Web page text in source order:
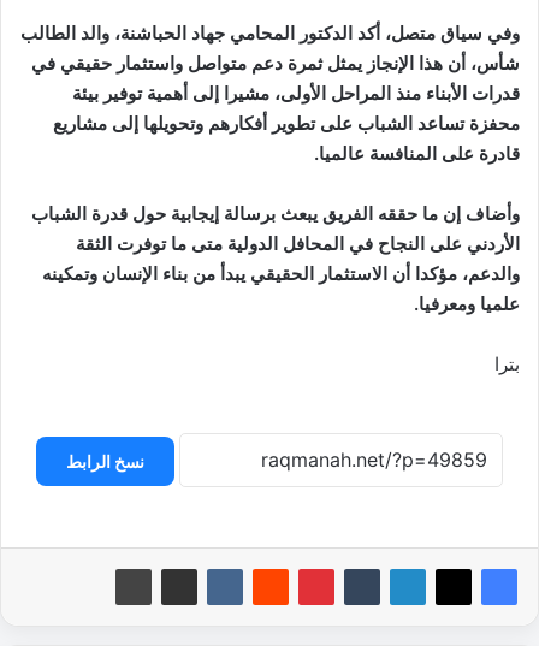
وفي سياق متصل، أكد الدكتور المحامي جهاد الحباشنة، والد الطالب
شأس، أن هذا الإنجاز يمثل ثمرة دعم متواصل واستثمار حقيقي في
قدرات الأبناء منذ المراحل الأولى، مشيرا إلى أهمية توفير بيئة
محفزة تساعد الشباب على تطوير أفكارهم وتحويلها إلى مشاريع
قادرة على المنافسة عالميا.
وأضاف إن ما حققه الفريق يبعث برسالة إيجابية حول قدرة الشباب
الأردني على النجاح في المحافل الدولية متى ما توفرت الثقة
والدعم، مؤكدا أن الاستثمار الحقيقي يبدأ من بناء الإنسان وتمكينه
علميا ومعرفيا.
بترا
نسخ الرابط